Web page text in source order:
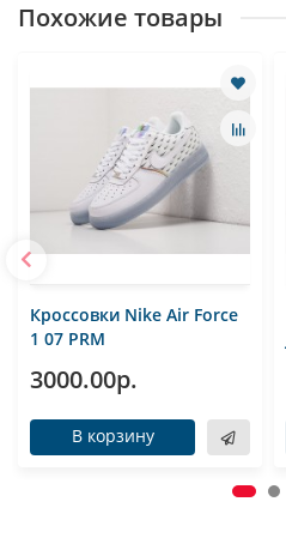
Похожие товары
Кроссовки Nike Air Force
1 07 PRM
3000.00р.
В корзину